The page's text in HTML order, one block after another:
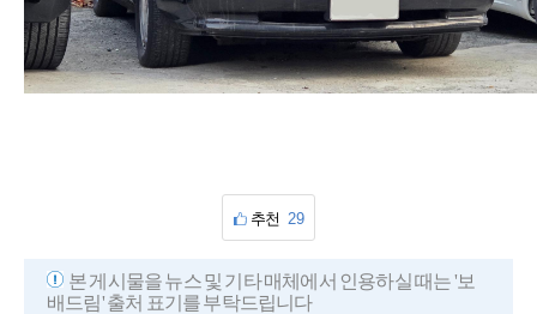
추천 29
본 게시물을 뉴스 및 기타 매체에서 인용하실 때는 '보
배드림' 출처 표기를 부탁드립니다